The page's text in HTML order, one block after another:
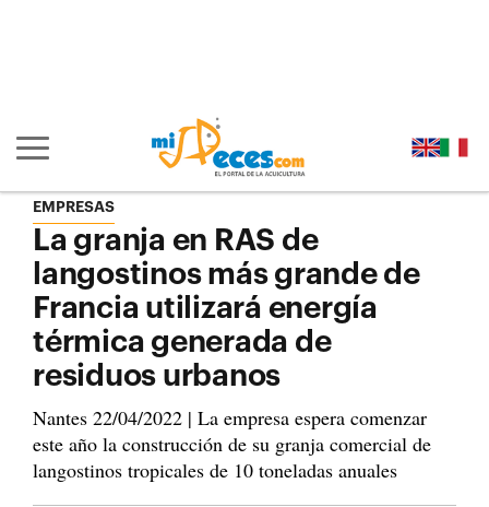
Mostrar/ocultar navegación principal
EMPRESAS
La granja en RAS de
langostinos más grande de
Francia utilizará energía
térmica generada de
residuos urbanos
Nantes 22/04/2022 | La empresa espera comenzar
este año la construcción de su granja comercial de
langostinos tropicales de 10 toneladas anuales